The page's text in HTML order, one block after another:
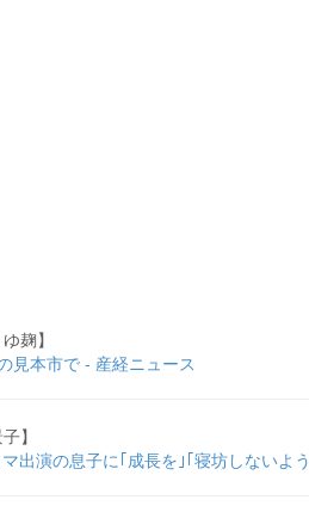
麹】
見本市で - 産経ニュース
】
出演の息子に｢成長を｣｢寝坊しないよ